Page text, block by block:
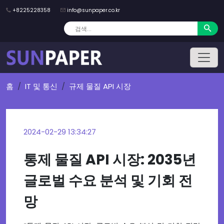
+8225228358 info@sunpaper.co.kr
홈 IT 및 통신 규제 물질 API 시장
2024-02-29 13:34:27
통제 물질 API 시장: 2035년
글로벌 수요 분석 및 기회 전
망